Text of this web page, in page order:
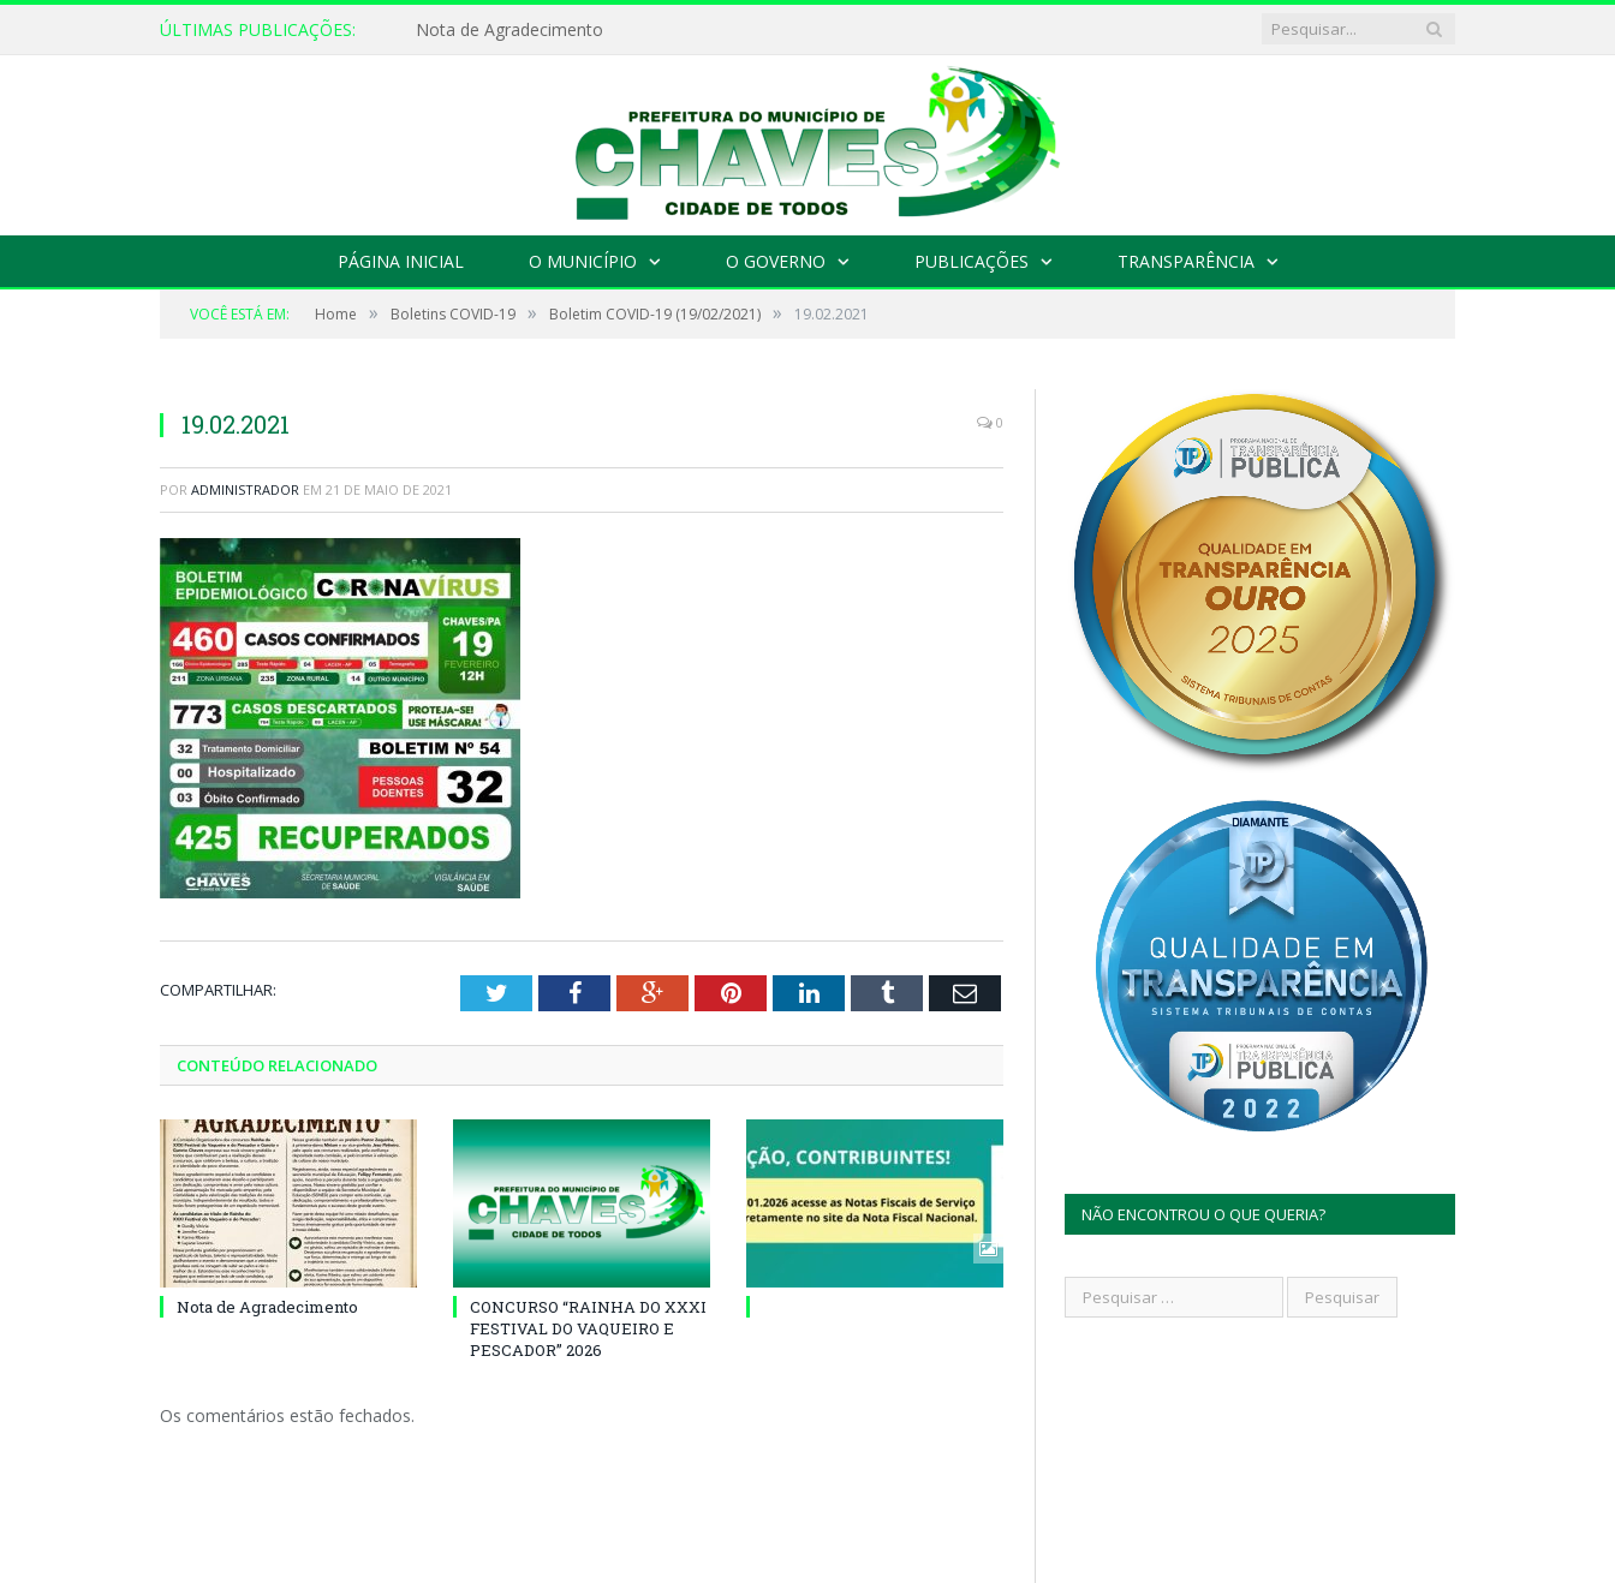
ÚLTIMAS PUBLICAÇÕES: Nota de Agradecimento
PÁGINA INICIAL O MUNICÍPIO O GOVERNO PUBLICAÇÕES TRANSPARÊNCIA
VOCÊ ESTÁ EM: Home » Boletins COVID-19 » Boletim COVID-19 (19/02/2021) » 19.02.2021
19.02.2021 0
POR ADMINISTRADOR EM 21 DE MAIO DE 2021
COMPARTILHAR: TwitterFacebookGoogle+PinterestLinkedInTumblr Email
CONTEÚDO RELACIONADO
Nota de Agradecimento
CONCURSO “RAINHA DO XXXI
FESTIVAL DO VAQUEIRO E
PESCADOR” 2026
Os comentários estão fechados.
NÃO ENCONTROU O QUE QUERIA?